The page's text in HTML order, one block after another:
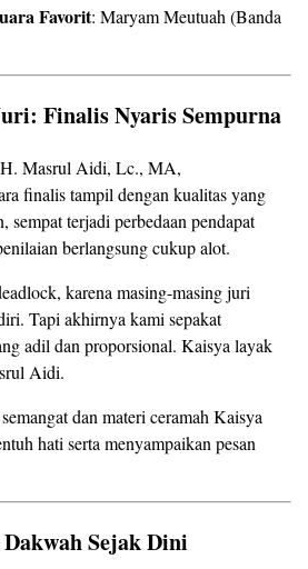
Favorit: Maryam Meutuah (Banda
Finalis Nyaris Sempurna
Masrul Aidi, Lc., MA,
finalis tampil dengan kualitas yang
sempat terjadi perbedaan pendapat
berlangsung cukup alot.
karena masing-masing juri
Tapi akhirnya kami sepakat
adil dan proporsional. Kaisya layak
Aidi.
dan materi ceramah Kaisya
hati serta menyampaikan pesan
Sejak Dini